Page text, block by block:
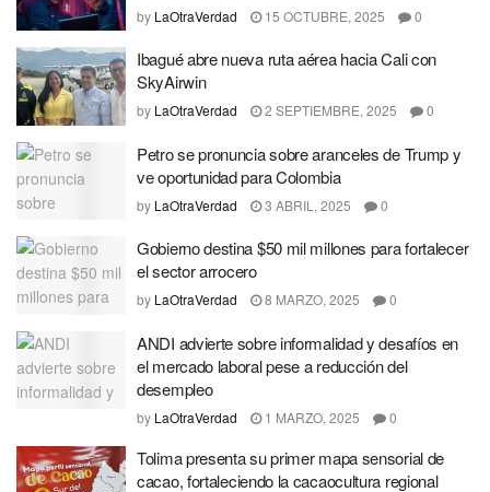
by LaOtraVerdad 15 OCTUBRE, 2025 0
Ibagué abre nueva ruta aérea hacia Cali con
SkyAirwin
by LaOtraVerdad 2 SEPTIEMBRE, 2025 0
Petro se pronuncia sobre aranceles de Trump y
ve oportunidad para Colombia
by LaOtraVerdad 3 ABRIL, 2025 0
Gobierno destina $50 mil millones para fortalecer
el sector arrocero
by LaOtraVerdad 8 MARZO, 2025 0
ANDI advierte sobre informalidad y desafíos en
el mercado laboral pese a reducción del
desempleo
by LaOtraVerdad 1 MARZO, 2025 0
Tolima presenta su primer mapa sensorial de
cacao, fortaleciendo la cacaocultura regional